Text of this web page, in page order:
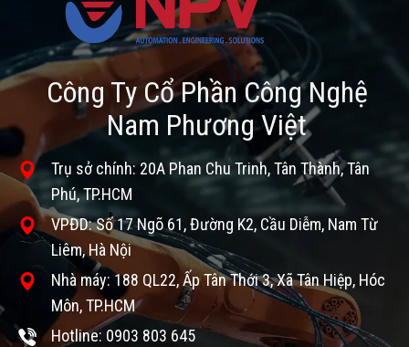
Công Ty Cổ Phần Công Nghệ
Nam Phương Việt
Trụ sở chính: 20A Phan Chu Trinh, Tân Thành, Tân
Phú, TP.HCM
VPĐD: Số 17 Ngõ 61, Đường K2, Cầu Diễm, Nam Từ
Liêm, Hà Nội
Nhà máy: 188 QL22, Ấp Tân Thới 3, Xã Tân Hiệp, Hóc
Môn, TP.HCM
Hotline: 0903 803 645